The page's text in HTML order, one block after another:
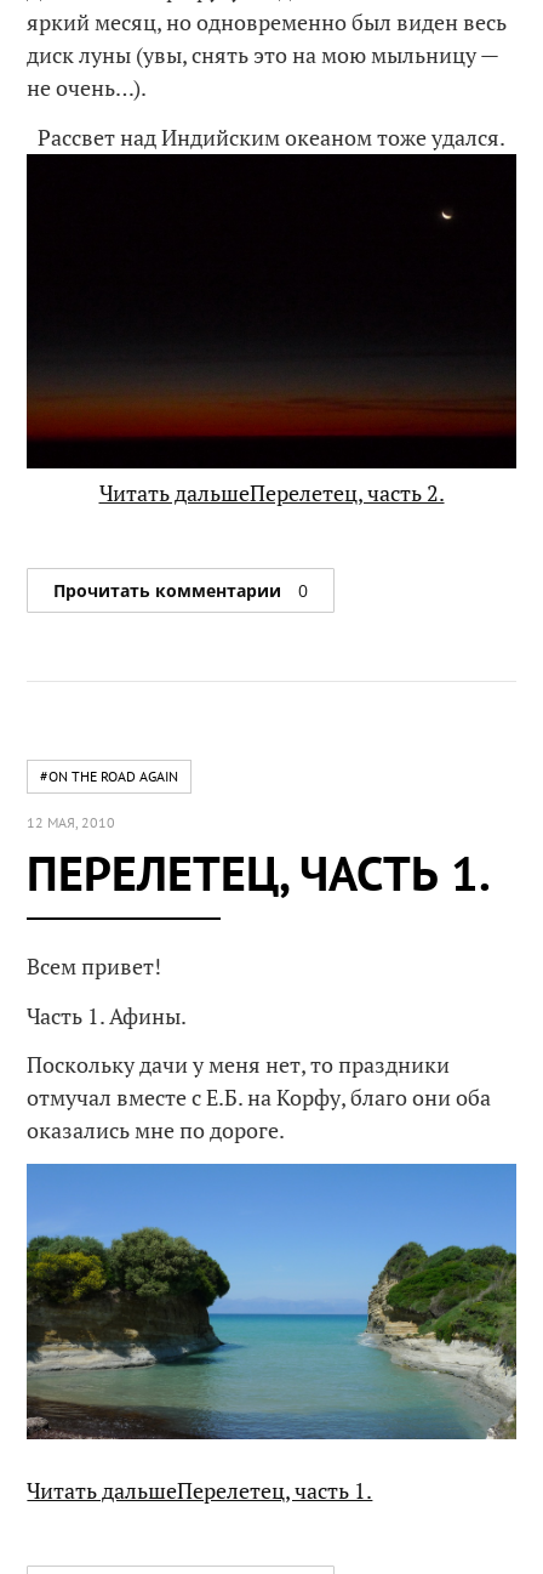
яркий месяц, но одновременно был виден весь
диск луны (увы, снять это на мою мыльницу —
не очень…).
Рассвет над Индийским океаном тоже удался.
Читать дальшеПерелетец, часть 2.
Прочитать комментарии 0
#ON THE ROAD AGAIN
12 МАЯ, 2010
ПЕРЕЛЕТЕЦ, ЧАСТЬ 1.
Всем привет!
Часть 1. Афины.
Поскольку дачи у меня нет, то праздники
отмучал вместе с Е.Б. на Корфу, благо они оба
оказались мне по дороге.
Читать дальшеПерелетец, часть 1.